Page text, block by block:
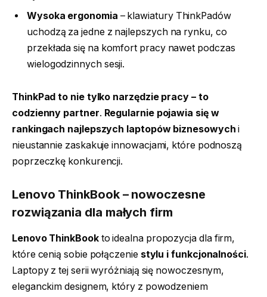
Wysoka ergonomia – klawiatury ThinkPadów
uchodzą za jedne z najlepszych na rynku, co
przekłada się na komfort pracy nawet podczas
wielogodzinnych sesji.
ThinkPad to nie tylko narzędzie pracy – to
codzienny partner. Regularnie pojawia się w
rankingach najlepszych laptopów biznesowych i
nieustannie zaskakuje innowacjami, które podnoszą
poprzeczkę konkurencji.
Lenovo ThinkBook – nowoczesne
rozwiązania dla małych firm
Lenovo ThinkBookto idealna propozycja dla firm,
które cenią sobie połączenie stylu i funkcjonalności.
Laptopy z tej serii wyróżniają się nowoczesnym,
eleganckim designem, który z powodzeniem